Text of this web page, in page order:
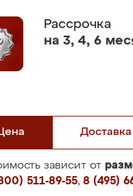
Рассрочка
на 3, 4, 6
Доставка
зависит от
511-89-55, 8 (495)